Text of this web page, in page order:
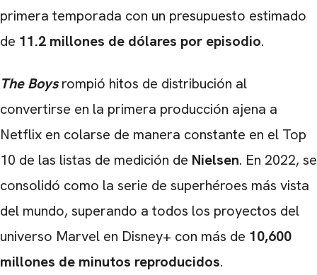
primera temporada con un presupuesto estimado
de 11.2 millones de dólares por episodio.
The Boysrompió hitos de distribución al
convertirse en la primera producción ajena a
Netflix en colarse de manera constante en el Top
10 de las listas de medición de Nielsen. En 2022, se
consolidó como la serie de superhéroes más vista
del mundo, superando a todos los proyectos del
universo Marvel en Disney+ con más de 10,600
millones de minutos reproducidos.